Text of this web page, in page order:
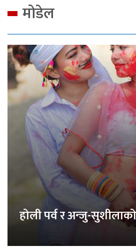
मोडेल
होली पर्व र अन्जु-सुशीलाको